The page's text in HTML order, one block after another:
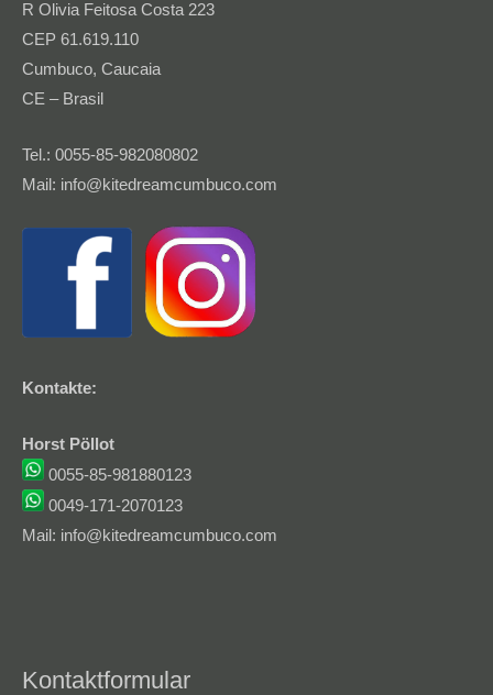
R Olivia Feitosa Costa 223
CEP 61.619.110
Cumbuco, Caucaia
CE – Brasil
Tel.: 0055-85-982080802
Mail: info@kitedreamcumbuco.com
Kontakte:
Horst Pöllot
0055-85-981880123
0049-171-2070123
Mail: info@kitedreamcumbuco.com
Kontaktformular